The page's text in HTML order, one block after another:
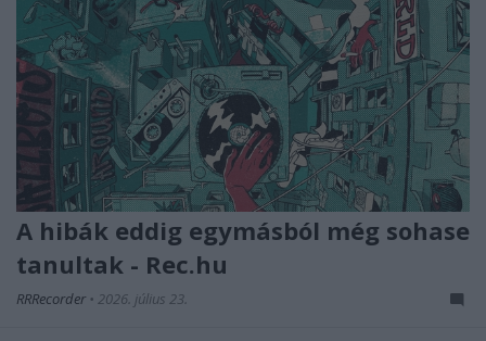
A hibák eddig egymásból még sohase
tanultak - Rec.hu
RRRecorder • 2026. július 23.